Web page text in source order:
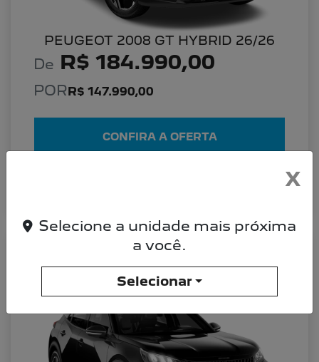
PEUGEOT 2008 GT HYBRID 26/26
De R$ 184.990,00
PORR$ 147.990,00
CONFIRA A OFERTA
PEUGEOT 2008 PEUGEOT 2008 ALLURE
26/26 TURBO 200
Allure 26/26
X
Selecione a unidade mais próxima
a você.
Selecionar